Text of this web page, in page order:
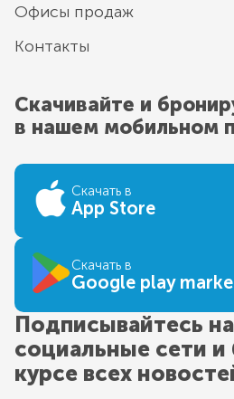
Офисы продаж
Контакты
Скачивайте и
в нашем мобильном
Скачать в
App Store
Скачать в
Google play
Подписывайтесь
социальные сети и
курсе всех